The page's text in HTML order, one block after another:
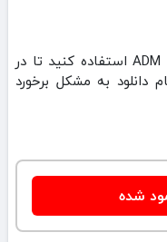
توصیه می شود هنگام دانلود از برنامه ADM استفاده کنید تا در
دانلود به مشکل برخورد
شده